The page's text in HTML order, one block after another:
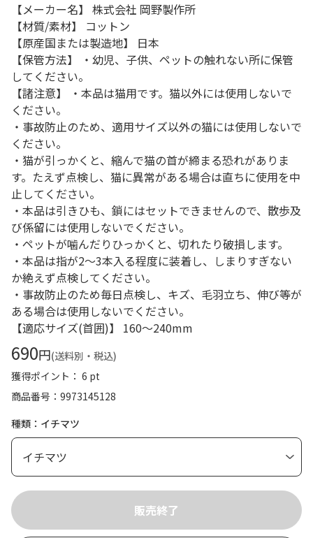
【メーカー名】 株式会社 岡野製作所
【材質/素材】 コットン
【原産国または製造地】 日本
【保管方法】 ・幼児、子供、ペットの触れない所に保管
してください。
【諸注意】 ・本品は猫用です。猫以外には使用しないで
ください。
・事故防止のため、適用サイズ以外の猫には使用しないで
ください。
・猫が引っかくと、縮んで猫の首が締まる恐れがありま
す。たえず点検し、猫に異常がある場合は直ちに使用を中
止してください。
・本品は引きひも、鎖にはセットできませんので、散歩及
び係留には使用しないでください。
・ペットが噛んだりひっかくと、切れたり破損します。
・本品は指が2～3本入る程度に装着し、しまりすぎない
か絶えず点検してください。
・事故防止のため毎日点検し、キズ、毛羽立ち、伸び等が
ある場合は使用しないでください。
【適応サイズ(首囲)】 160～240mm
690円(送料別・税込)
獲得ポイント： 6 pt
商品番号
9973145128
種類：イチマツ